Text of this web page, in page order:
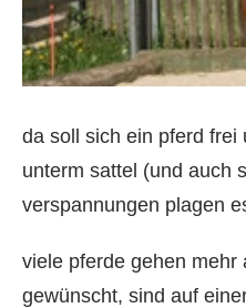
da soll sich ein pferd frei
unterm sattel (und auch
verspannungen plagen
viele pferde gehen mehr
gewünscht, sind auf